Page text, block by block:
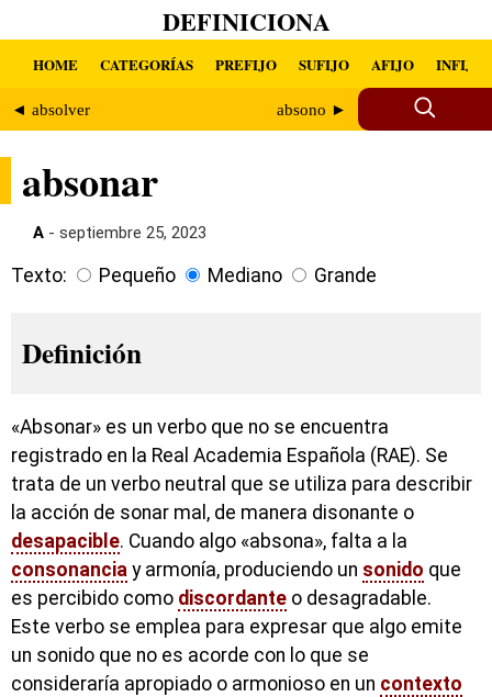
DEFINICIONA
HOME CATEGORÍAS PREFIJO SUFIJO AFIJO INFIJO
◄ absolver absono ►
absonar
A - septiembre 25, 2023
Texto: Pequeño Mediano Grande
Definición
«Absonar» es un verbo que no se encuentra
registrado en la Real Academia Española (RAE). Se
trata de un verbo neutral que se utiliza para describir
la acción de sonar mal, de manera disonante o
desapacible. Cuando algo «absona», falta a la
consonancia y armonía, produciendo un sonido que
es percibido como discordante o desagradable.
Este verbo se emplea para expresar que algo emite
un sonido que no es acorde con lo que se
consideraría apropiado o armonioso en un contexto